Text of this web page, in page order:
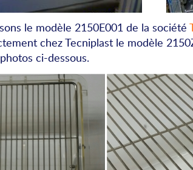
le modèle 2150E001 de la société
chez Tecniplast le modèle
ci-dessous.